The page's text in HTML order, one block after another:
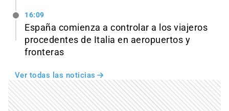
16:09
España comienza a controlar a los viajeros
procedentes de Italia en aeropuertos y
fronteras
Ver todas las noticias